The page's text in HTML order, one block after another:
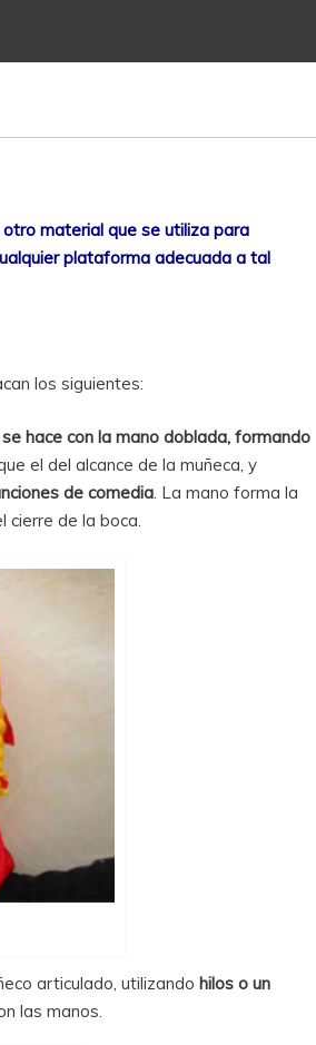
material que se utiliza para
plataforma adecuada a tal
los siguientes:
se hace con la mano doblada, formando
el del alcance de la muñeca, y
de comedia . La mano forma la
de la boca.
articulado, utilizando hilos o un
las manos.